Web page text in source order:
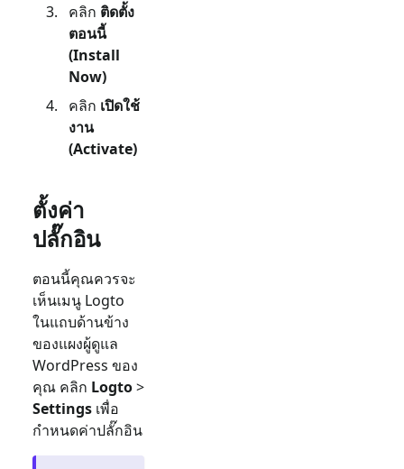
คลิก ติดตั้ง
ตอนนี้
(Install
Now)
คลิก เปิดใช้
งาน
(Activate)
ตั้งค่า
ปลั๊กอิน
ตอนนี้คุณควรจะ
เห็นเมนู Logto
ในแถบด้านข้าง
ของแผงผู้ดูแล
WordPress ของ
คุณ คลิก Logto>
Settings เพื่อ
กำหนดค่าปลั๊กอิน